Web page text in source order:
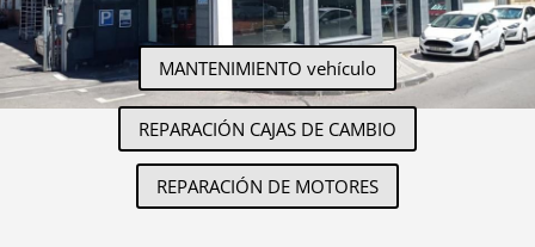
MANTENIMIENTO vehículo
REPARACIÓN CAJAS DE CAMBIO
REPARACIÓN DE MOTORES